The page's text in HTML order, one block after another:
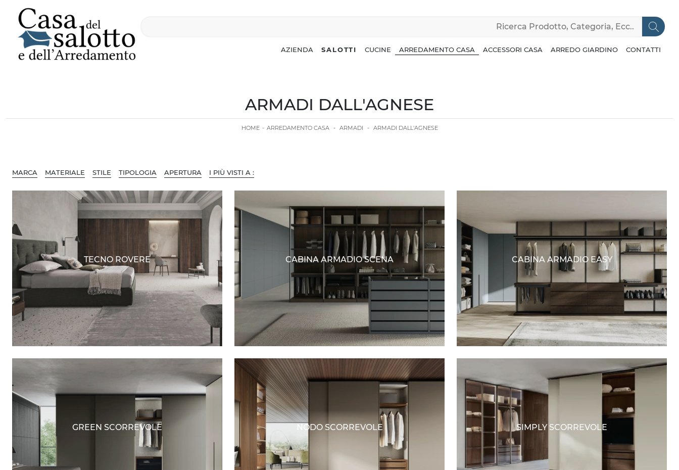
AZIENDA SALOTTI CUCINE ARREDAMENTO CASA ACCESSORI CASA ARREDO GIARDINO CONTATTI
ARMADI DALL'AGNESE
HOME - ARREDAMENTO CASA - ARMADI - ARMADI DALL'AGNESE
MARCA MATERIALE STILE TIPOLOGIA APERTURA I PIÙ VISTI A :
TECNO ROVERE CABINA ARMADIO SCENA CABINA ARMADIO EASY
GREEN SCORREVOLE NODO SCORREVOLE SIMPLY SCORREVOLE